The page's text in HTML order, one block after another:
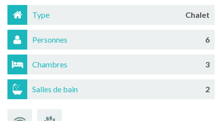
Type Chalet
Personnes 6
Chambres 3
Salles de bain 2